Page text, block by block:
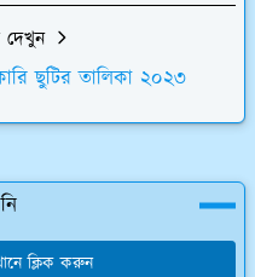
দেখুন
ছুটির তালিকা ২০২৩
ক্লিক করুন